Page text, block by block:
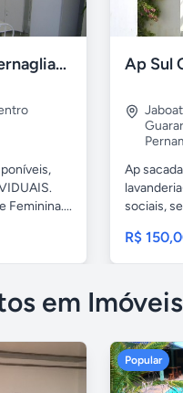
República Vernaglia-Estudantes e ou Trabalhadores
Feminina....
Ap Sul
Ap
sociais,
R$
em Imóveis
Popular